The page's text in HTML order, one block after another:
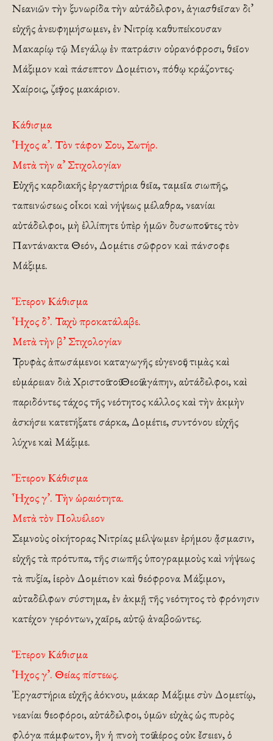
Νεανιῶν τὴν ξυνωρίδα τὴν αὐτάδελφον, ἁγιασθεῖσαν δι’
εὐχῆς ἀνευφημήσωμεν, ἐν Νιτρίᾳ καθυπείκουσαν
Μακαρίῳ τῷ Μεγάλῳ ἐν πατράσιν οὐρανόφροσι, θεῖον
Μάξιμον καὶ πάσεπτον Δομέτιον, πόθῳ κράζοντες·
Χαίροις, ζεῦγος μακάριον.
Κάθισμα
Ἦχος α’. Τὸν τάφον Σου, Σωτήρ.
Μετὰ τὴν α’ Στιχολογίαν
Εὐχῆς καρδιακῆς ἐργαστήρια θεῖα, ταμεῖα σιωπῆς,
ταπεινώσεως οἶκοι καὶ νήψεως μέλαθρα, νεανίαι
αὐτάδελφοι, μὴ ἐλλίπητε ὑπὲρ ἡμῶν δυσωποῦντες τὸν
Παντάνακτα Θεόν, Δομέτιε σῶφρον καὶ πάνσοφε
Μάξιμε.
Ἕτερον Κάθισμα
Ἦχος δ’. Ταχὺ προκατάλαβε.
Μετὰ τὴν β’ Στιχολογίαν
Τρυφὰς ἀπωσάμενοι καταγωγῆς εὐγενοῦς τιμὰς καὶ
εὐμάρειαν διὰ Χριστοῦ τοῦ Θεοῦ ἀγάπην, αὐτάδελφοι, καὶ
παριδόντες τάχος τῆς νεότητος κάλλος καὶ τὴν ἀκμὴν
ἀσκήσει κατετήξατε σάρκα, Δομέτιε, συντόνου εὐχῆς
λύχνε καὶ Μάξιμε.
Ἕτερον Κάθισμα
Ἦχος γ’. Τὴν ὡραιότητα.
Μετὰ τὸν Πολυέλεον
Σεμνοὺς οἰκήτορας Νιτρίας μέλψωμεν ἐρήμου ᾄσμασιν,
εὐχῆς τὰ πρότυπα, τῆς σιωπῆς ὑπογραμμοὺς καὶ νήψεως
τὰ πυξία, ἱερὸν Δομέτιον καὶ θεόφρονα Μάξιμον,
αὐταδέλφων σύστημα, ἐν ἀκμῇ τῆς νεότητος τὸ φρόνησιν
κατέχον γερόντων, χαῖρε, αὐτῷ ἀναβοῶντες.
Ἕτερον Κάθισμα
Ἦχος γ’. Θείας πίστεως.
Ἐργαστήρια εὐχῆς ἀόκνου, μάκαρ Μάξιμε σὺν Δομετίῳ,
νεανίαι θεοφόροι, αὐτάδελφοι, ὑμῶν εὐχὰς ὡς πυρὸς
φλόγα πάμφωτον, ἣν ἡ πνοὴ τοῦ ἀέρος οὐκ ἔσειεν, ὁ